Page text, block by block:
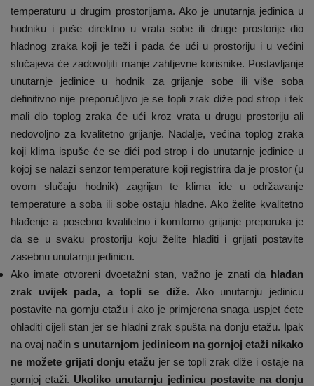
temperaturu u drugim prostorijama. Ako je unutarnja jedinica u
hodniku i puše direktno u vrata sobe ili druge prostorije dio
hladnog zraka koji je teži i pada će ući u prostoriju i u većini
slučajeva će zadovoljiti manje zahtjevne korisnike. Postavljanje
unutarnje jedinice u hodnik za grijanje sobe ili više soba
definitivno nije preporučljivo je se topli zrak diže pod strop i tek
mali dio toplog zraka će ući kroz vrata u drugu prostoriju ali
nedovoljno za kvalitetno grijanje. Nadalje, većina toplog zraka
koji klima ispuše će se dići pod strop i do unutarnje jedinice u
kojoj se nalazi senzor temperature koji registrira da je prostor (u
ovom slučaju hodnik) zagrijan te klima ide u održavanje
temperature a soba ili sobe ostaju hladne. Ako želite kvalitetno
hlađenje a posebno kvalitetno i komforno grijanje preporuka je
da se u svaku prostoriju koju želite hladiti i grijati postavite
zasebnu unutarnju jedinicu.
Ako imate otvoreni dvoetažni stan, važno je znati da hladan
zrak uvijek pada, a topli se diže. Ako unutarnju jedinicu
postavite na gornju etažu i ako je primjerena snaga uspjet ćete
ohladiti cijeli stan jer se hladni zrak spušta na donju etažu. Ipak
na ovaj načins unutarnjom jedinicom na gornjoj etaži nikako
ne možete grijati donju etažu jer se topli zrak diže i ostaje na
gornjoj etaži. Ukoliko unutarnju jedinicu postavite na donju